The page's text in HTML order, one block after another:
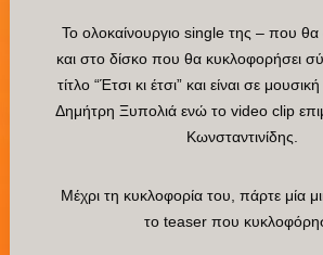
Το ολοκαίνουργιο single της – που θα
και στο δίσκο που θα κυκλοφορήσει
τίτλο “Έτσι κι έτσι” και είναι σε
Δημήτρη Ξυπολιά ενώ το video clip
Κωνσταντινίδης.
Μέχρι τη κυκλοφορία του, πάρτε μία
το teaser που